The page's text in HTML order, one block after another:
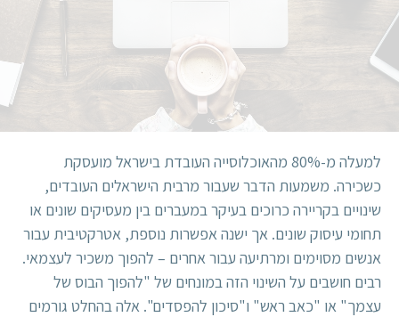
למעלה מ-80% מהאוכלוסייה העובדת בישראל מועסקת
כשכירה. משמעות הדבר שעבור מרבית הישראלים העובדים,
שינויים בקריירה כרוכים בעיקר במעברים בין מעסיקים שונים או
תחומי עיסוק שונים. אך ישנה אפשרות נוספת, אטרקטיבית עבור
אנשים מסוימים ומרתיעה עבור אחרים – להפוך משכיר לעצמאי.
רבים חושבים על השינוי הזה במונחים של "להפוך הבוס של
עצמך" או "כאב ראש" ו"סיכון להפסדים". אלה בהחלט גורמים